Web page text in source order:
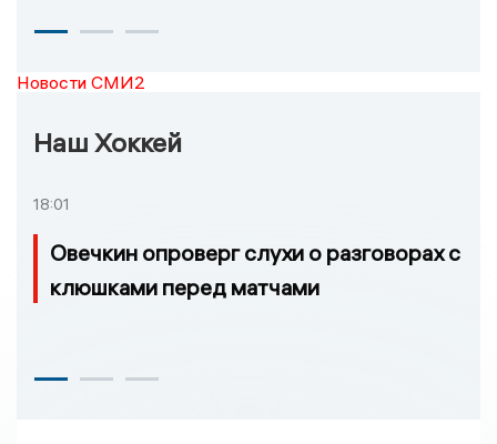
Новости СМИ2
Наш Хоккей
18:01
Овечкин опроверг слухи о разговорах с
клюшками перед матчами